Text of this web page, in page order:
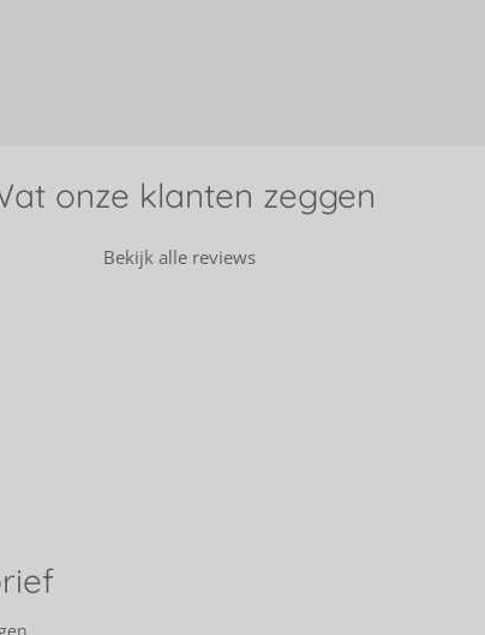
onze klanten zeggen
Bekijk alle reviews